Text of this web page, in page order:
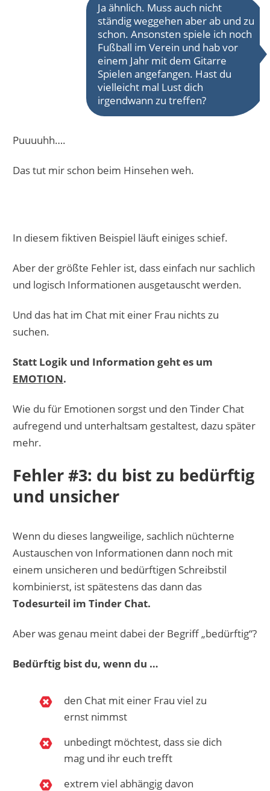
Ja ähnlich. Muss auch nicht
ständig weggehen aber ab und zu
schon. Ansonsten spiele ich noch
Fußball im Verein und hab vor
einem Jahr mit dem Gitarre
Spielen angefangen. Hast du
vielleicht mal Lust dich
irgendwann zu treffen?
Puuuuhh….
Das tut mir schon beim Hinsehen weh.
In diesem fiktiven Beispiel läuft einiges schief.
Aber der größte Fehler ist, dass einfach nur sachlich
und logisch Informationen ausgetauscht werden.
Und das hat im Chat mit einer Frau nichts zu
suchen.
Statt Logik und Information geht es um
EMOTION.
Wie du für Emotionen sorgst und den Tinder Chat
aufregend und unterhaltsam gestaltest, dazu später
mehr.
Fehler #3: du bist zu bedürftig
und unsicher
Wenn du dieses langweilige, sachlich nüchterne
Austauschen von Informationen dann noch mit
einem unsicheren und bedürftigen Schreibstil
kombinierst, ist spätestens das dann das
Todesurteil im Tinder Chat.
Aber was genau meint dabei der Begriff „bedürftig“?
Bedürftig bist du, wenn du …
den Chat mit einer Frau viel zu
ernst nimmst
unbedingt möchtest, dass sie dich
mag und ihr euch trefft
extrem viel abhängig davon